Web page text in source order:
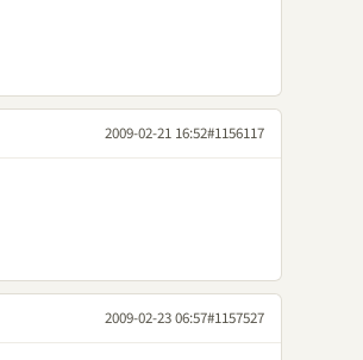
2009-02-21 16:52#1156117
2009-02-23 06:57#1157527